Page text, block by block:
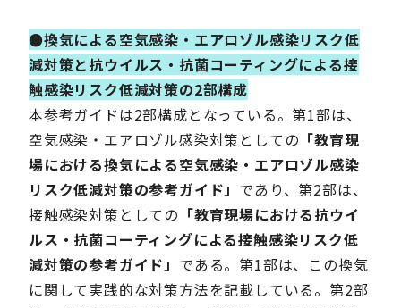
●換気による空気感染・エアロゾル感染リスク低
減対策と抗ウイルス・抗菌コーティングによる接
触感染リスク低減対策の2部構成
本参考ガイドは2部構成となっている。第1部は、
空気感染・エアロゾル感染対策としての 「教育現
場における換気による空気感染・エアロゾル感染
リスク低減対策の参考ガイド」 であり、第2部は、
接触感染対策としての 「教育現場における抗ウイ
ルス・抗菌コーティングによる接触感染リスク低
減対策の参考ガイド」 である。第1部は、この換気
に関して実践的な対策方法を記載している。第2部